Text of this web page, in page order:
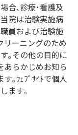
合､診療･看護及
院は治験実施病
員および治験施
リーニングのため
｡その他の目的に
あらかじめお知ら
｡ｳｪﾌﾞｻｲﾄで個人
ます｡